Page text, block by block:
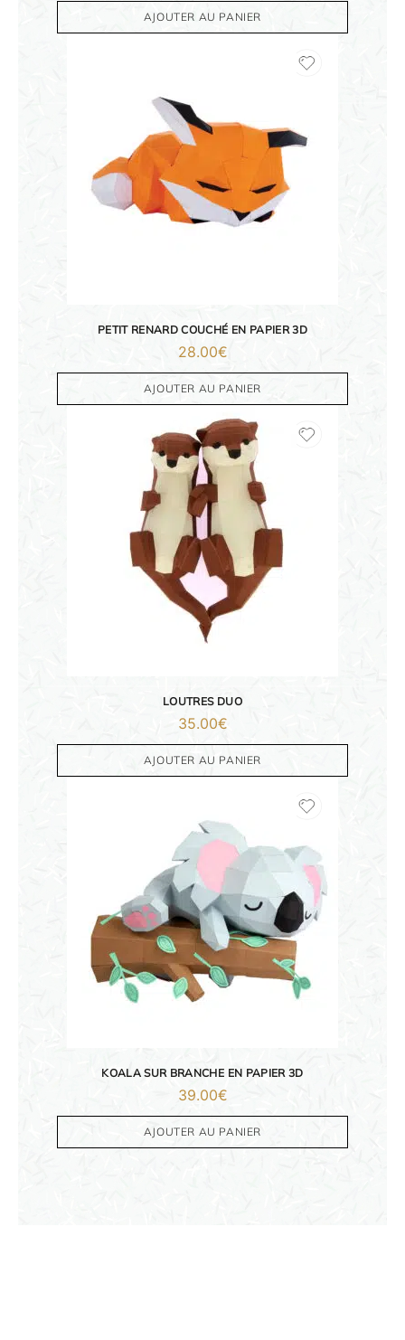
AJOUTER AU PANIER
PETIT RENARD COUCHÉ EN PAPIER 3D
28.00€
AJOUTER AU PANIER
LOUTRES DUO
35.00€
AJOUTER AU PANIER
KOALA SUR BRANCHE EN PAPIER 3D
39.00€
AJOUTER AU PANIER
FAMILLE & ENFANTS
OBJETS PERSONNALISÉS